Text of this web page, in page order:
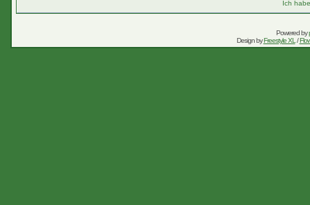
Ich
Powered by
Design byFreestyle XL /